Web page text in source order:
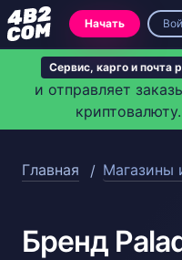
Сервис, карго и почта
и отправляет
Начать
Главная Магазины
Бренд